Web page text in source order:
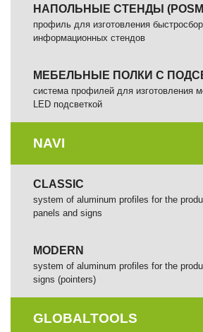
НАПОЛЬНЫЕ СТЕНДЫ
профиль для изготовления
информационных стендов
МЕБЕЛЬНЫЕ ПОЛКИ С
cистема профилей для изготовления
LED подсветкой
NAVI
CLASSIC
system of aluminum profiles for the
panels and signs
MODERN
system of aluminum profiles for the
signs (pointers)
GLOBALTOOLS